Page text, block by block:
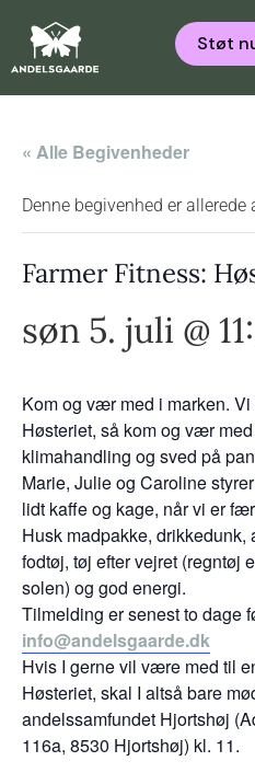
Støt
« Alle Begivenheder
Denne begivenhed er allerede
Farmer Fitness:
søn 5. juli @
Kom og vær med i marken.
Høsteriet, så kom og vær
klimahandling og sved på
Marie, Julie og Caroline
lidt kaffe og kage, når vi er
Husk madpakke, drikkedunk,
fodtøj, tøj efter vejret (regntøj
solen) og god energi.
Tilmelding er senest to dage
info@andelsgaarde.dk
Hvis I gerne vil være med til
Høsteriet, skal I altså bare
andelssamfundet Hjortshøj
116a, 8530 Hjortshøj) kl. 11.